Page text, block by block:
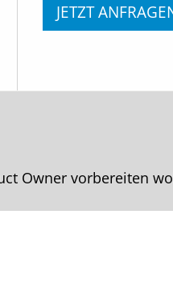
JETZT
Owner vorbereiten